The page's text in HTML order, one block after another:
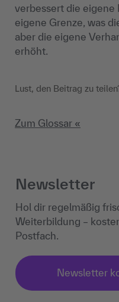
verbessert die eigene
eigene Grenze, was
aber die eigene
erhöht.
Lust, den Beitrag zu
Zum Glossar «
Newsletter
Hol dir regelmäßig
Weiterbildung –
Postfach.
Newsletter